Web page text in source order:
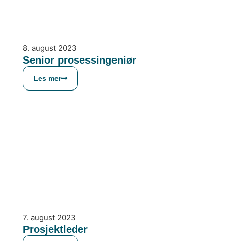
8. august 2023
Senior prosessingeniør
Les mer
7. august 2023
Prosjektleder